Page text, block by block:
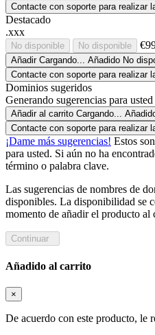
Contacte con soporte para realizar
Destacado
.xxx
No disponible No disponible
Añadir Cargando... Añadido No
Contacte con soporte para realizar
Dominios sugeridos
Generando sugerencias para usted
Añadir al carrito Cargando...
Contacte con soporte para realizar
¡Dame más sugerencias! Estos
para usted. Si aún no ha
término o palabra clave.
Las sugerencias de nombres de
disponibles. La disponibilidad se
momento de añadir el producto al
Añadido al carrito
×
De acuerdo con este producto, le